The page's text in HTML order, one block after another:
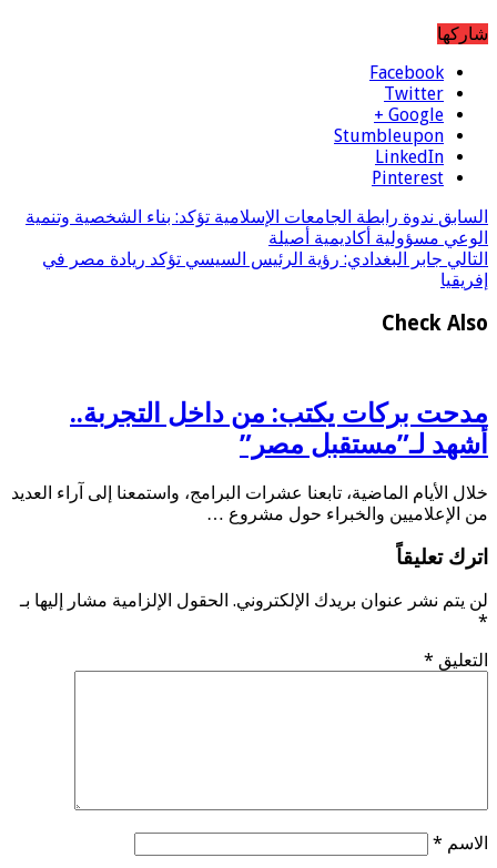
شاركها
Facebook
Twitter
Google +
Stumbleupon
LinkedIn
Pinterest
السابق ندوة رابطة الجامعات الإسلامية تؤكد: بناء الشخصية وتنمية
الوعي مسؤولية أكاديمية أصيلة
التالي جابر البغدادي: رؤية الرئيس السيسي تؤكد ريادة مصر في
إفريقيا
Check Also
مدحت بركات يكتب: من داخل التجربة..
أشهد لـ”مستقبل مصر”
خلال الأيام الماضية، تابعنا عشرات البرامج، واستمعنا إلى آراء العديد
من الإعلاميين والخبراء حول مشروع …
اترك تعليقاً
لن يتم نشر عنوان بريدك الإلكتروني. الحقول الإلزامية مشار إليها بـ
*
التعليق *
الاسم *